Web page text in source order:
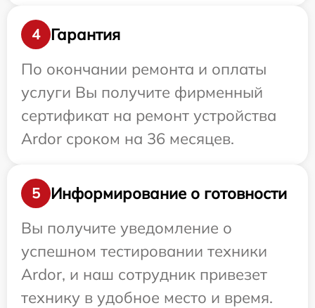
4
Гарантия
По окончании ремонта и оплаты
услуги Вы получите фирменный
сертификат на ремонт устройства
Ardor сроком на 36 месяцев.
5
Информирование о готовности
Вы получите уведомление о
успешном тестировании техники
Ardor, и наш сотрудник привезет
технику в удобное место и время.